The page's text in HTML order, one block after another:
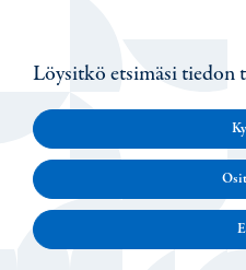
Löysitkö etsimäsi tiedon